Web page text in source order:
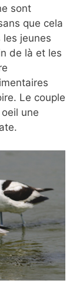
sont
que cela
jeunes
de là et les
Le couple
une